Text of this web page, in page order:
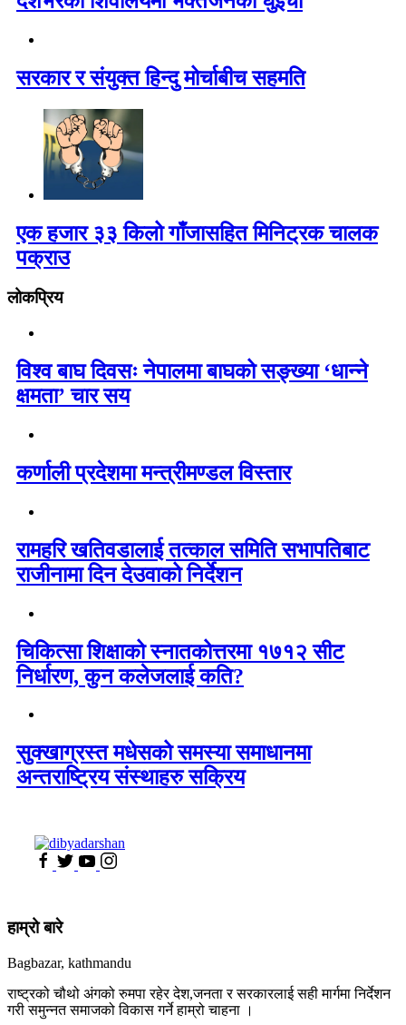
सरकार र संयुक्त हिन्दु मोर्चाबीच सहमति
एक हजार ३३ किलो गाँजासहित मिनिट्रक चालक
पक्राउ
लोकप्रिय
विश्व बाघ दिवसः नेपालमा बाघको सङ्ख्या ‘धान्ने
क्षमता’ चार सय
कर्णाली प्रदेशमा मन्त्रीमण्डल विस्तार
रामहरि खतिवडालाई तत्काल समिति सभापतिबाट
राजीनामा दिन देउवाको निर्देशन
चिकित्सा शिक्षाको स्नातकोत्तरमा १७१२ सीट
निर्धारण, कुन कलेजलाई कति?
सुक्खाग्रस्त मधेसको समस्या समाधानमा
अन्तराष्ट्रिय संस्थाहरु सक्रिय
हाम्रो बारे
Bagbazar, kathmandu
राष्ट्रको चौथो अंगको रुमपा रहेर देश,जनता र सरकारलाई सही मार्गमा निर्देशन
गरी समुन्नत समाजको विकास गर्ने हाम्रो चाहना ।